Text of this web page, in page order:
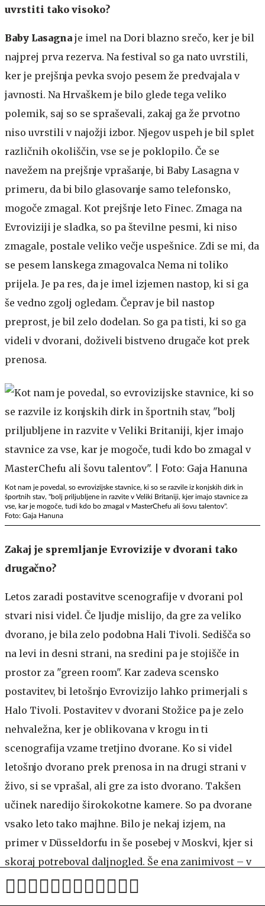
uvrstiti tako visoko?
Baby Lasagna je imel na Dori blazno srečo, ker je bil
najprej prva rezerva. Na festival so ga nato uvrstili,
ker je prejšnja pevka svojo pesem že predvajala v
javnosti. Na Hrvaškem je bilo glede tega veliko
polemik, saj so se spraševali, zakaj ga že prvotno
niso uvrstili v najožji izbor. Njegov uspeh je bil splet
različnih okoliščin, vse se je poklopilo. Če se
navežem na prejšnje vprašanje, bi Baby Lasagna v
primeru, da bi bilo glasovanje samo telefonsko,
mogoče zmagal. Kot prejšnje leto Finec. Zmaga na
Evroviziji je sladka, so pa številne pesmi, ki niso
zmagale, postale veliko večje uspešnice. Zdi se mi, da
se pesem lanskega zmagovalca Nema ni toliko
prijela. Je pa res, da je imel izjemen nastop, ki si ga
še vedno zgolj ogledam. Čeprav je bil nastop
preprost, je bil zelo dodelan. So ga pa tisti, ki so ga
videli v dvorani, doživeli bistveno drugače kot prek
prenosa.
Kot nam je povedal, so evrovizijske stavnice, ki so se razvile iz konjskih dirk in
športnih stav, "bolj priljubljene in razvite v Veliki Britaniji, kjer imajo stavnice za
vse, kar je mogoče, tudi kdo bo zmagal v MasterChefu ali šovu talentov".
Foto: Gaja Hanuna
Zakaj je spremljanje Evrovizije v dvorani tako
drugačno?
Letos zaradi postavitve scenografije v dvorani pol
stvari nisi videl. Če ljudje mislijo, da gre za veliko
dvorano, je bila zelo podobna Hali Tivoli. Sedišča so
na levi in desni strani, na sredini pa je stojišče in
prostor za "green room". Kar zadeva scensko
postavitev, bi letošnjo Evrovizijo lahko primerjali s
Halo Tivoli. Postavitev v dvorani Stožice pa je zelo
nehvaležna, ker je oblikovana v krogu in ti
scenografija vzame tretjino dvorane. Ko si videl
letošnjo dvorano prek prenosa in na drugi strani v
živo, si se vprašal, ali gre za isto dvorano. Takšen
učinek naredijo širokokotne kamere. So pa dvorane
vsako leto tako majhne. Bilo je nekaj izjem, na
primer v Düsseldorfu in še posebej v Moskvi, kjer si
skoraj potreboval daljnogled. Še ena zanimivost – v
Moskvi leta 2008 so uporabili kar tretjino vseh